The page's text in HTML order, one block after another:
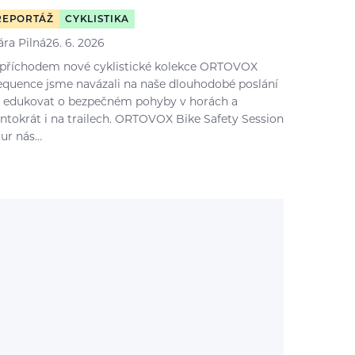
CYKLISTIKA
Pilná26. 6. 2026
nové cyklistické kolekce ORTOVOX
jsme navázali na naše dlouhodobé poslání
o bezpečném pohyby v horách a
i na trailech. ORTOVOX Bike Safety Session
nás…